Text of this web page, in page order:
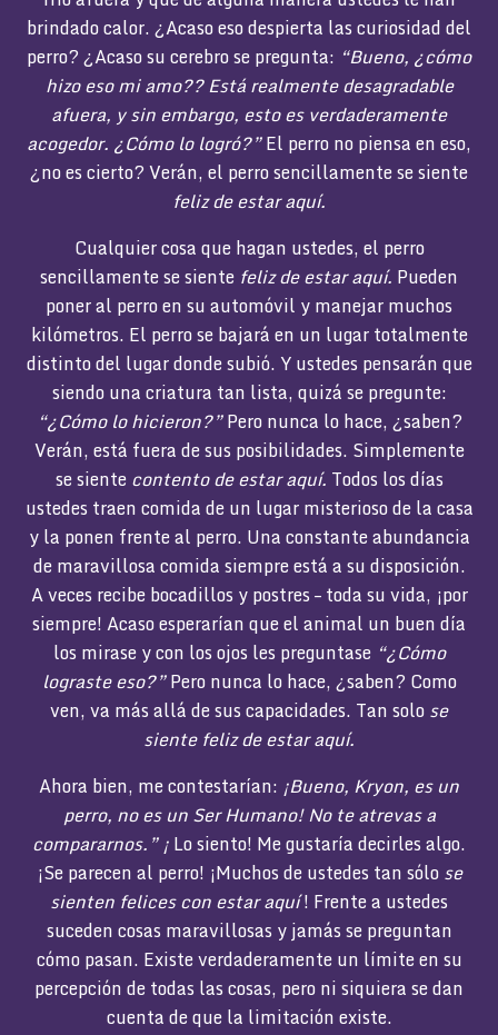
brindado calor. ¿Acaso eso despierta las curiosidad del
perro? ¿Acaso su cerebro se pregunta: “Bueno, ¿cómo
hizo eso mi amo?? Está realmente desagradable
afuera, y sin embargo, esto es verdaderamente
acogedor. ¿Cómo lo logró?”El perro no piensa en eso,
¿no es cierto? Verán, el perro sencillamente se siente
feliz de estar aquí.
Cualquier cosa que hagan ustedes, el perro
sencillamente se siente feliz de estar aquí. Pueden
poner al perro en su automóvil y manejar muchos
kilómetros. El perro se bajará en un lugar totalmente
distinto del lugar donde subió. Y ustedes pensarán que
siendo una criatura tan lista, quizá se pregunte:
“¿Cómo lo hicieron?”Pero nunca lo hace, ¿saben?
Verán, está fuera de sus posibilidades. Simplemente
se sientecontento de estar aquí. Todos los días
ustedes traen comida de un lugar misterioso de la casa
y la ponen frente al perro. Una constante abundancia
de maravillosa comida siempre está a su disposición.
A veces recibe bocadillos y postres – toda su vida, ¡por
siempre! Acaso esperarían que el animal un buen día
los mirase y con los ojos les preguntase “¿Cómo
lograste eso?”Pero nunca lo hace, ¿saben? Como
ven, va más allá de sus capacidades. Tan solose
siente feliz de estar aquí.
Ahora bien, me contestarían: ¡Bueno, Kryon, es un
perro, no es un Ser Humano!No te atrevas a
compararnos.” ¡Lo siento! Me gustaría decirles algo.
¡Se parecen al perro! ¡Muchos de ustedes tan sólose
sienten felices con estar aquí! Frente a ustedes
suceden cosas maravillosas y jamás se preguntan
cómo pasan. Existe verdaderamente un límite en su
percepción de todas las cosas, pero ni siquiera se dan
cuenta de que la limitación existe.